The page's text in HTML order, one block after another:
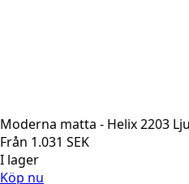
Moderna matta - Helix 2203
Från 1.031 SEK
I lager
Köp nu